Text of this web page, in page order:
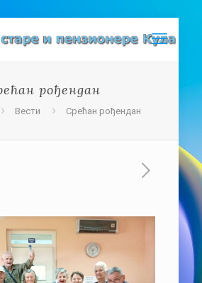
рођендан
Вести Срећан рођендан